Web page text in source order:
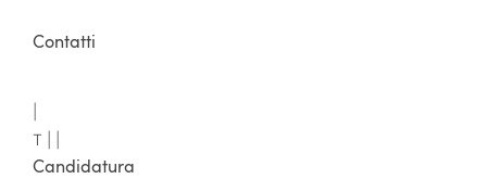
Contatti
T |
Candidatura